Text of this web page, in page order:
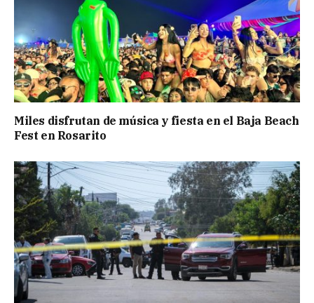
Miles disfrutan de música y fiesta en el Baja Beach
Fest en Rosarito